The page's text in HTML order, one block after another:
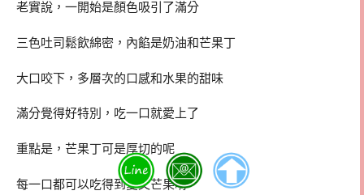
老實說，一開始是顏色吸引了滿分
三色吐司鬆飲綿密，內餡是奶油和芒果丁
大口咬下，多層次的口感和水果的甜味
滿分覺得好特別，吃一口就愛上了
重點是，芒果丁可是厚切的呢
每一口都可以吃得到愛文芒果唷